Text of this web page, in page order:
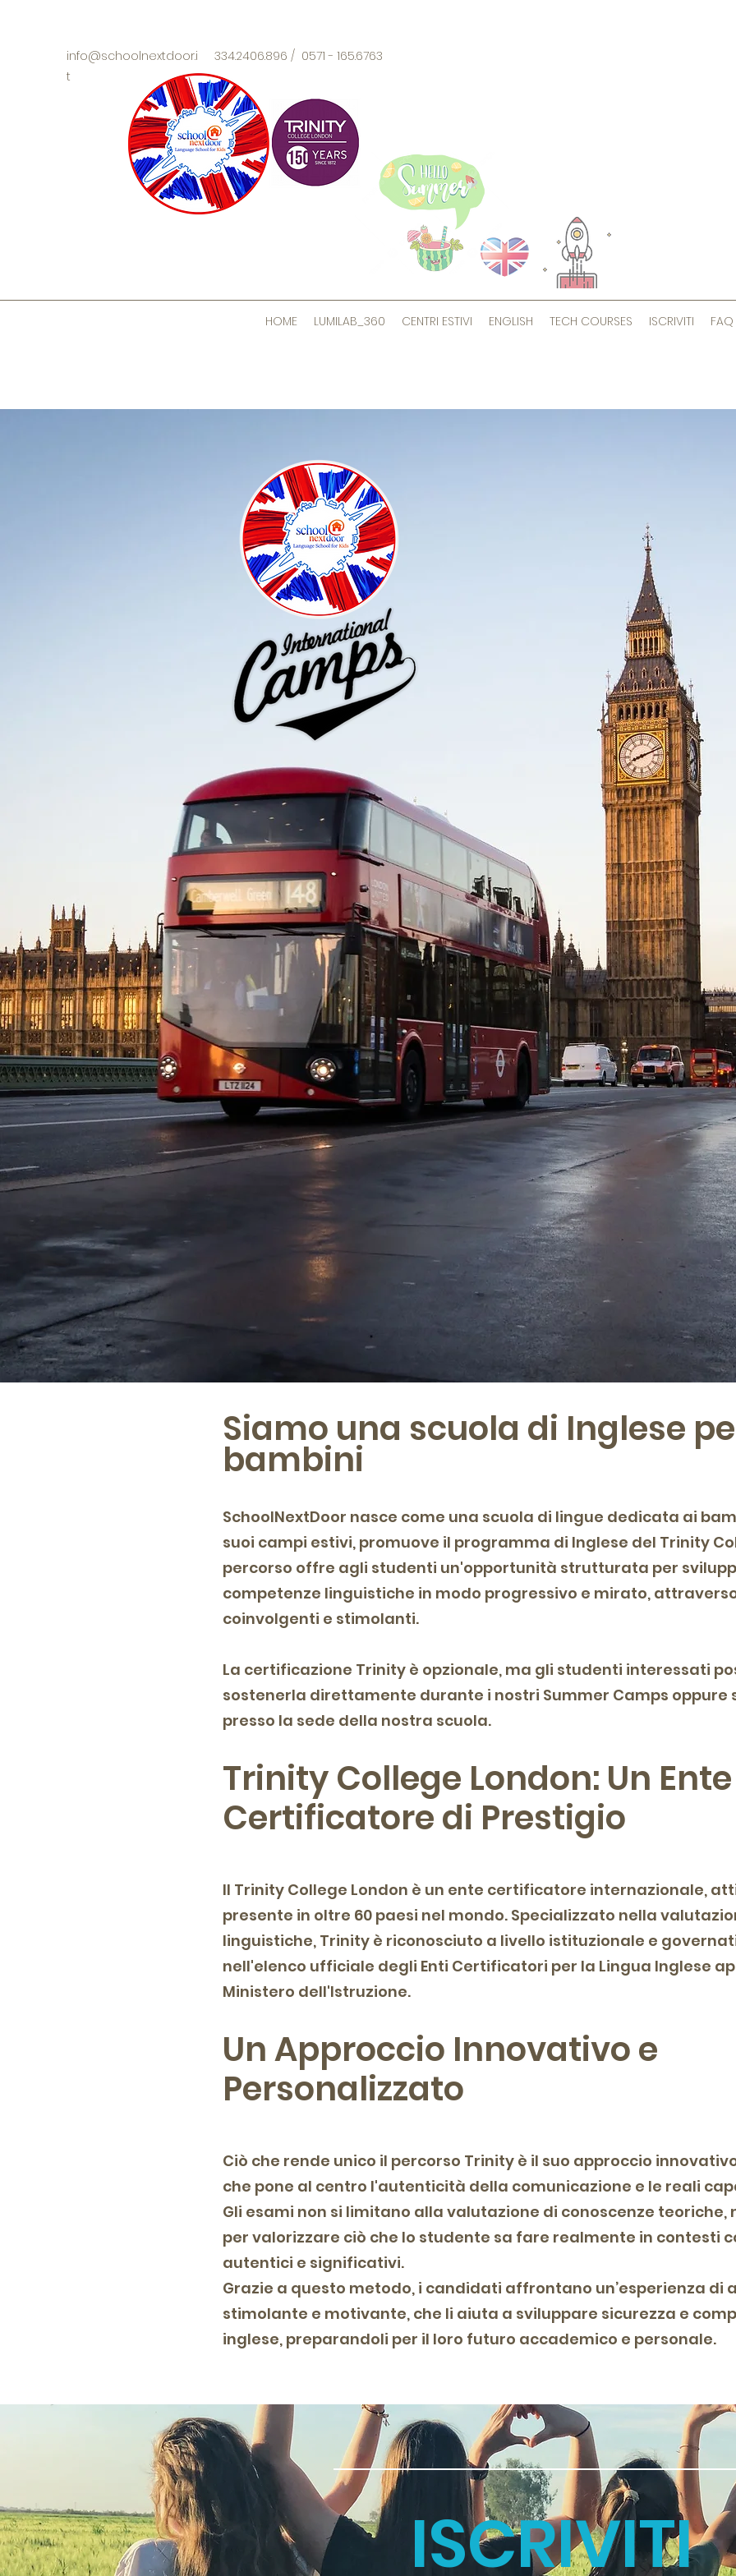
info@schoolnextdoor.i
t
334.2406.896 / 0571 - 165.6763
HOME LUMILAB_360 CENTRI ESTIVI ENGLISH TECH COURSES ISCRIVITI FAQ
Siamo una scuola di Inglese
bambini
SchoolNextDoor nasce come una scuola di lingue dedicata ai
suoi campi estivi, promuove il programma di Inglese del Trinity
percorso offre agli studenti un'opportunità strutturata per
competenze linguistiche in modo progressivo e mirato,
coinvolgenti e stimolanti.
La certificazione Trinity è opzionale, ma gli studenti interessati
sostenerla direttamente durante i nostri Summer Camps oppure
presso la sede della nostra scuola.
Trinity College London: Un Ente
Certificatore di Prestigio
Il Trinity College London è un ente certificatore internazionale,
presente in oltre 60 paesi nel mondo. Specializzato nella
linguistiche, Trinity è riconosciuto a livello istituzionale e
nell'elenco ufficiale degli Enti Certificatori per la Lingua Inglese
Ministero dell'Istruzione.
Un Approccio Innovativo e
Personalizzato
Ciò che rende unico il percorso Trinity è il suo approccio
che pone al centro l'autenticità della comunicazione e le reali
Gli esami non si limitano alla valutazione di conoscenze
per valorizzare ciò che lo studente sa fare realmente in contesti
autentici e significativi.
Grazie a questo metodo, i candidati affrontano un’esperienza di
stimolante e motivante, che li aiuta a sviluppare sicurezza e
inglese, preparandoli per il loro futuro accademico e personale.
ISCRIVITI